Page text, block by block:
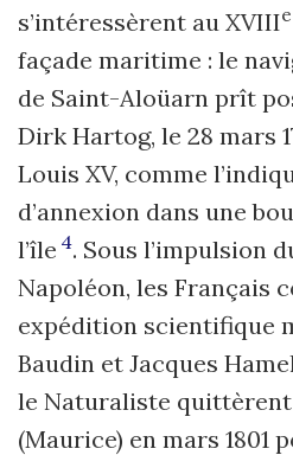
s’intéressèrent au XVIIIe
façade maritime : le
de Saint-Aloüarn prît
Dirk Hartog, le 28 mars
Louis XV, comme
d’annexion dans une
l’île 4. Sous l’impulsion
Napoléon, les Français
expé­dition scientifique
Baudin et Jacques
le Naturaliste quittèrent
(Maurice) en mars 1801